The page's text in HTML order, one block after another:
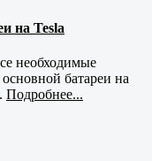
на Tesla
необходимые
батареи на
Подробнее...